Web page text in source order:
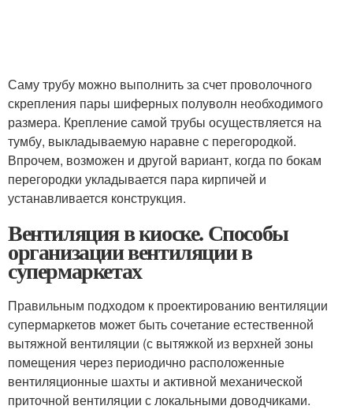
Саму трубу можно выполнить за счет проволочного
скрепления пары шиферных полуволн необходимого
размера. Крепление самой трубы осуществляется на
тумбу, выкладываемую наравне с перегородкой.
Впрочем, возможен и другой вариант, когда по бокам
перегородки укладывается пара кирпичей и
устанавливается конструкция.
Вентиляция в киоске. Способы
организации вентиляции в
супермаркетах
Правильным подходом к проектированию вентиляции
супермаркетов может быть сочетание естественной
вытяжной вентиляции (с вытяжкой из верхней зоны
помещения через периодично расположенные
вентиляционные шахты и активной механической
приточной вентиляции с локальными доводчиками.